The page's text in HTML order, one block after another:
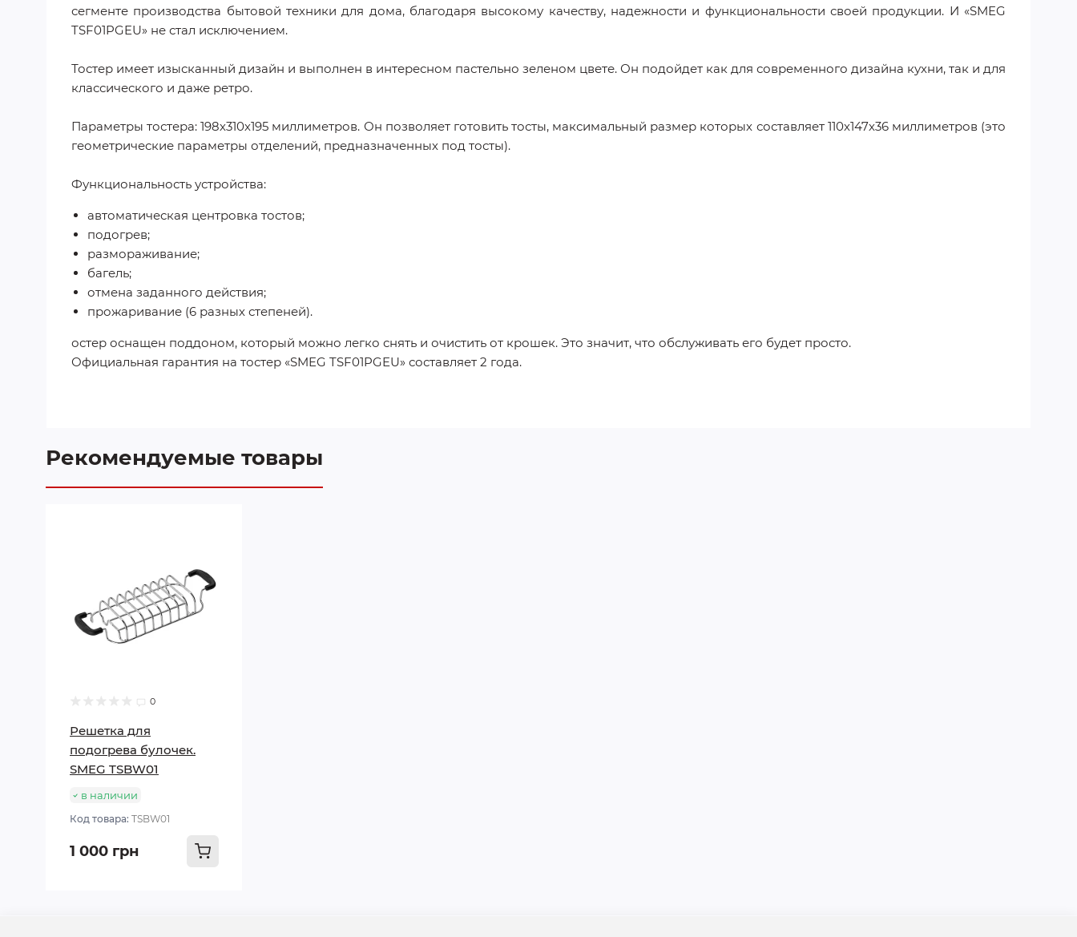
сегменте производства бытовой техники для дома, благодаря высокому качеству, надежности и функциональности своей продукции. И «SMEG
TSF01PGEU» не стал исключением.
Тостер имеет изысканный дизайн и выполнен в интересном пастельно зеленом цвете. Он подойдет как для современного дизайна кухни, так и для
классического и даже ретро.
Параметры тостера: 198х310х195 миллиметров. Он позволяет готовить тосты, максимальный размер которых составляет 110х147х36 миллиметров (это
геометрические параметры отделений, предназначенных под тосты).
Функциональность устройства:
автоматическая центровка тостов;
подогрев;
размораживание;
багель;
отмена заданного действия;
прожаривание (6 разных степеней).
остер оснащен поддоном, который можно легко снять и очистить от крошек. Это значит, что обслуживать его будет просто.
Официальная гарантия на тостер «SMEG TSF01PGEU» составляет 2 года.
Рекомендуемые товары
0
Решетка для
подогрева булочек.
SMEG TSBW01
в наличии
Код товара: TSBW01
1 000 грн